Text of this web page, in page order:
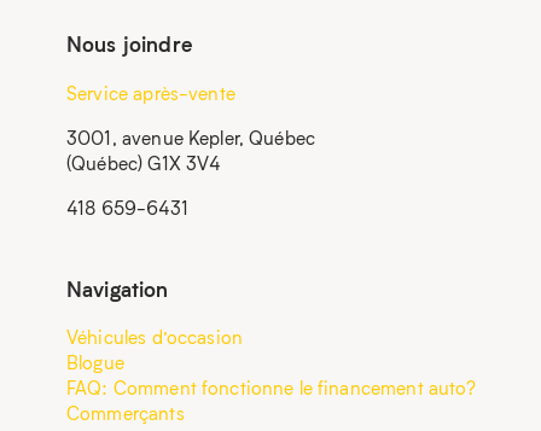
Nous joindre
Service après-vente
3001, avenue Kepler, Québec
(Québec) G1X 3V4
418 659-6431
Navigation
Véhicules d’occasion
Blogue
FAQ: Comment fonctionne le financement auto?
Commerçants